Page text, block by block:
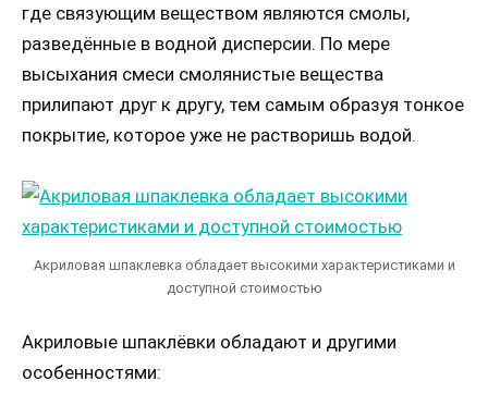
где связующим веществом являются смолы,
разведённые в водной дисперсии. По мере
высыхания смеси смолянистые вещества
прилипают друг к другу, тем самым образуя тонкое
покрытие, которое уже не растворишь водой.
Акриловая шпаклевка обладает высокими характеристиками и
доступной стоимостью
Акриловые шпаклёвки обладают и другими
особенностями: